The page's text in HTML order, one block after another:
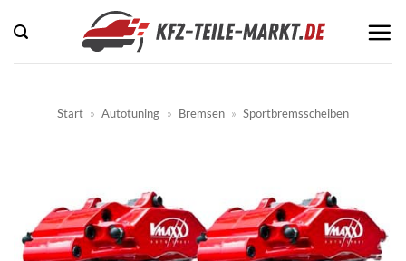
Inhalt
springen
Start » Autotuning » Bremsen » Sportbremsscheiben